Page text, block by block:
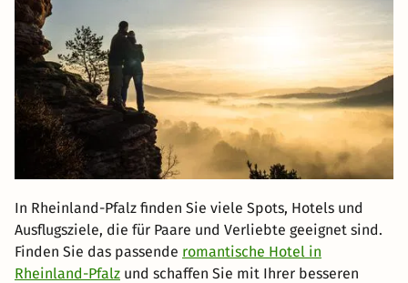
In Rheinland-Pfalz finden Sie viele Spots, Hotels und
Ausflugsziele, die für Paare und Verliebte geeignet sind.
Finden Sie das passende romantische Hotel in
Rheinland-Pfalz und schaffen Sie mit Ihrer besseren